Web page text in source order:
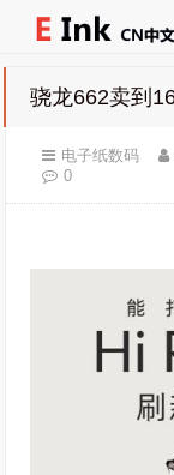
电子纸数码
0